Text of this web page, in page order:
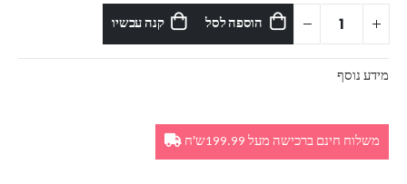
הוספה לסל קנה עכשיו
מידע נוסף
משלוח חינם ברכישה מעל 199.99ש'ח